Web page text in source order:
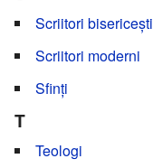
Scriitori bisericești
Scriitori moderni
Sfinți
T
Teologi